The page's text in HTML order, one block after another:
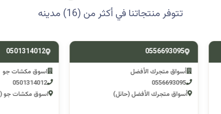
تتوفر منتجاتنا في أكثر من (16) مدينه
متجرك الأفضل
متجرك الأفضل (حائل)
اسوق مكشات جو
اسوق مكشات جو (الرصف)